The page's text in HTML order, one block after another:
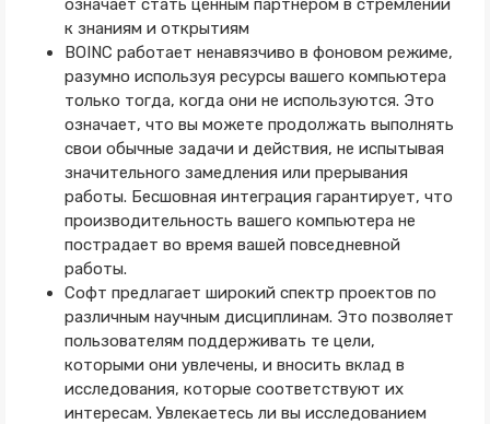
означает стать ценным партнером в стремлении
к знаниям и открытиям
BOINC работает ненавязчиво в фоновом режиме,
разумно используя ресурсы вашего компьютера
только тогда, когда они не используются. Это
означает, что вы можете продолжать выполнять
свои обычные задачи и действия, не испытывая
значительного замедления или прерывания
работы. Бесшовная интеграция гарантирует, что
производительность вашего компьютера не
пострадает во время вашей повседневной
работы.
Софт предлагает широкий спектр проектов по
различным научным дисциплинам. Это позволяет
пользователям поддерживать те цели,
которыми они увлечены, и вносить вклад в
исследования, которые соответствуют их
интересам. Увлекаетесь ли вы исследованием